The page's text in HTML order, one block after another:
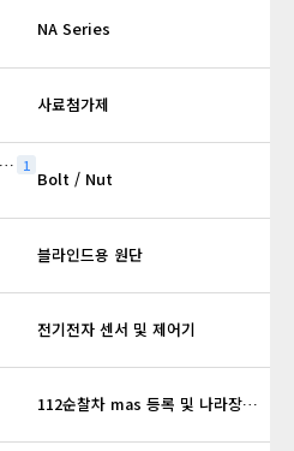
NA Series
사료첨가제
1
Bolt / Nut
블라인드용 원단
전기전자 센서 및 제어기
112순찰차 mas 등록 및 나라장터 쇼핑몰 제품등록 대행